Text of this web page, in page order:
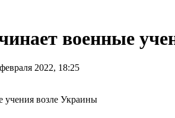
военные
2022, 18:25